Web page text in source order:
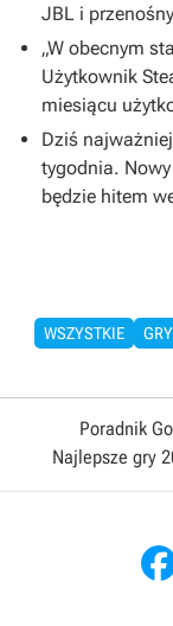
JBL i
„W obecnym
Użytkownik
miesiącu
Dziś
tygodnia. Nowy
będzie hitem
WSZYSTKIE GRY
Poradnik
Najlepsze gry